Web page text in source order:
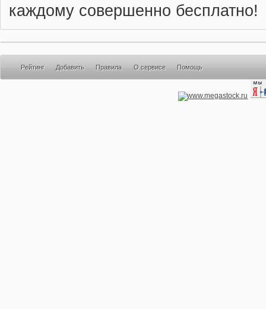
каждому совершенно бесплатно!
Рейтинг Добавить Правила О сервисе Помощь